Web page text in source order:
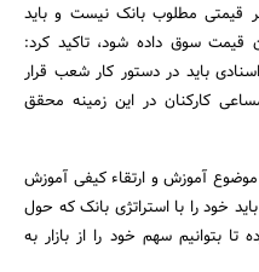
قیمتی مطلوب بانک نیست و باید
قیمت سوق داده شود، تاکید کرد:
باید در دستور کار شعب قرار
کارکنان در این زمینه محقق
آموزش و ارتقاء کیفی آموزش
خود را با استراتژی بانک که حول
بتوانیم سهم خود را از بازار به